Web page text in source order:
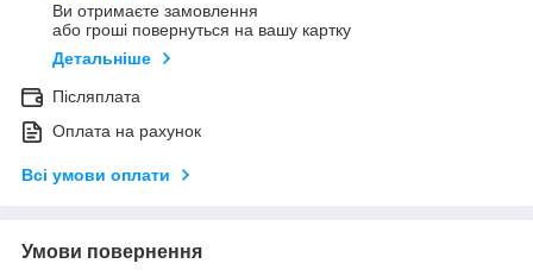
Ви отримаєте замовлення
або гроші повернуться на вашу картку
Детальніше
Післяплата
Оплата на рахунок
Всі умови оплати
Умови повернення